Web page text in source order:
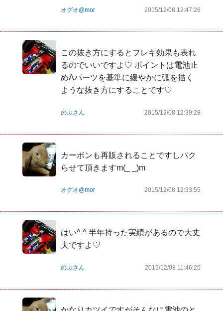
オグオ@mor 2015/12/08 12:47:26
この抜き方にするとフレキ効果も表れ
るのでいいですよ♡ ポイントは電池止
めAパーツを基準に緩やかに弧を描く
ような抜き方にすることです♡
のぶさん 2015/12/08 12:39:28
カーボンも再販されることですしパク
らせて頂きますm(_ _)m
オグオ@mor 2015/12/08 12:33:55
はい^ ^ 半年持った実績があるので大丈
夫ですよ♡
のぶさん 2015/12/08 11:46:25